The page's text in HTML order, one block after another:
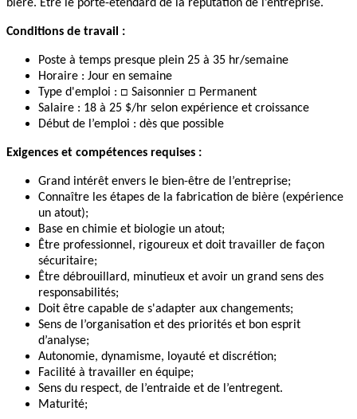
bière. Être le porte-étendard de la réputation de l’entreprise.
Conditions de travail :
Poste à temps presque plein 25 à 35 hr/semaine
Horaire : Jour en semaine
Type d'emploi : □ Saisonnier □ Permanent
Salaire : 18 à 25 $/hr selon expérience et croissance
Début de l’emploi : dès que possible
Exigences et compétences requises :
Grand intérêt envers le bien-être de l’entreprise;
Connaître les étapes de la fabrication de bière (expérience
un atout);
Base en chimie et biologie un atout;
Être professionnel, rigoureux et doit travailler de façon
sécuritaire;
Être débrouillard, minutieux et avoir un grand sens des
responsabilités;
Doit être capable de s'adapter aux changements;
Sens de l’organisation et des priorités et bon esprit
d’analyse;
Autonomie, dynamisme, loyauté et discrétion;
Facilité à travailler en équipe;
Sens du respect, de l’entraide et de l’entregent.
Maturité;